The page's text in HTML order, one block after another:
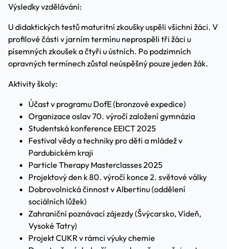
Výsledky vzdělávání:
U didaktických testů maturitní zkoušky uspěli všichni žáci. V
profilové části v jarním termínu neprospěli tři žáci u
písemných zkoušek a čtyři u ústních. Po podzimních
opravných termínech zůstal neúspěšný pouze jeden žák.
Aktivity školy:
Účast v programu DofE (bronzové expedice)
Organizace oslav 70. výročí založení gymnázia
Studentská konference EEICT 2025
Festival vědy a techniky pro děti a mládež v
Pardubickém kraji
Particle Therapy Masterclasses 2025
Projektový den k 80. výročí konce 2. světové války
Dobrovolnická činnost v Albertinu (oddělení
sociálních lůžek)
Zahraniční poznávací zájezdy (Švýcarsko, Vídeň,
Vysoké Tatry)
Projekt CUKR v rámci výuky chemie